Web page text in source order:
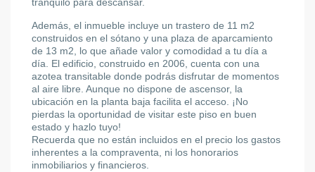
Además, el inmueble incluye un trastero de 11 m2
construidos en el sótano y una plaza de aparcamiento
de 13 m2, lo que añade valor y comodidad a tu día a
día. El edificio, construido en 2006, cuenta con una
azotea transitable donde podrás disfrutar de momentos
al aire libre. Aunque no dispone de ascensor, la
ubicación en la planta baja facilita el acceso. ¡No
pierdas la oportunidad de visitar este piso en buen
estado y hazlo tuyo!
Recuerda que no están incluidos en el precio los gastos
inherentes a la compraventa, ni los honorarios
inmobiliarios y financieros.